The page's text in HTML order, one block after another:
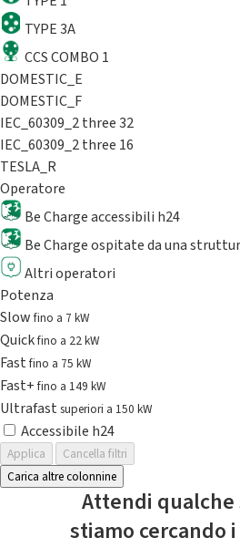
TYPE 3A
CCS COMBO 1
DOMESTIC_E
DOMESTIC_F
IEC_60309_2 three 32
IEC_60309_2 three 16
TESLA_R
Operatore
Be Charge accessibili h24
Be Charge ospitate da una
Altri operatori
Potenza
Slowfino a 7 kW
Quickfino a 22 kW
Fastfino a 75 kW
Fast+fino a 149 kW
Ultrafast superiori a 150 kW
Accessibile h24
Applica
Cancella filtri
Carica altre colonnine
Attendi qualche
stiamo cercando